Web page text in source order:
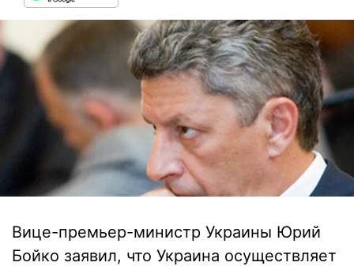
Вице-премьер-министр Украины Юрий
Бойко заявил, что Украина осуществляет